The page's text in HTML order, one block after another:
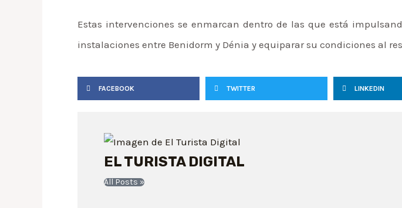
Estas intervenciones se enmarcan dentro de las que está
instalaciones entre Benidorm y Dénia y equiparar su condiciones al
FACEBOOK TWITTER LINKEDIN
EL TURISTA DIGITAL
All Posts »